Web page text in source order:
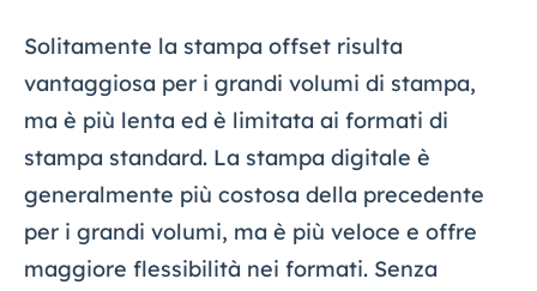
Solitamente la stampa offset risulta
vantaggiosa per i grandi volumi di stampa,
ma è più lenta ed è limitata ai formati di
stampa standard. La stampa digitale è
generalmente più costosa della precedente
per i grandi volumi, ma è più veloce e offre
maggiore flessibilità nei formati. Senza